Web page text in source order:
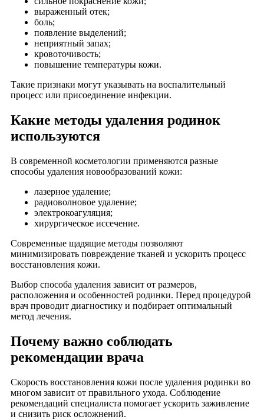
выраженный отек;
боль;
появление выделений;
неприятный запах;
кровоточивость;
повышение температуры кожи.
Такие признаки могут указывать на воспалительный
процесс или присоединение инфекции.
Какие методы удаления родинок
используются
В современной косметологии применяются разные
способы удаления новообразований кожи:
лазерное удаление;
радиоволновое удаление;
электрокоагуляция;
хирургическое иссечение.
Современные щадящие методы позволяют
минимизировать повреждение тканей и ускорить процесс
восстановления кожи.
Выбор способа удаления зависит от размеров,
расположения и особенностей родинки. Перед процедурой
врач проводит диагностику и подбирает оптимальный
метод лечения.
Почему важно соблюдать
рекомендации врача
Скорость восстановления кожи после удаления родинки во
многом зависит от правильного ухода. Соблюдение
рекомендаций специалиста помогает ускорить заживление
и снизить риск осложнений.